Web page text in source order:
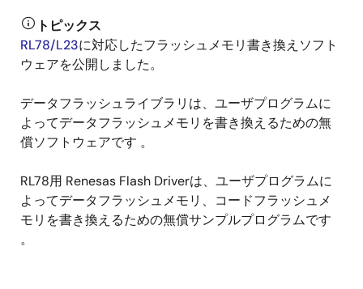
説
明
トピックス
RL78/L23に対応したフラッシュメモリ書き換えソフト
ウェアを公開しました。
データフラッシュライブラリは、ユーザプログラムに
よってデータフラッシュメモリを書き換えるための無
償ソフトウェアです 。
RL78用 Renesas Flash Driverは、ユーザプログラムに
よってデータフラッシュメモリ、コードフラッシュメ
モリを書き換えるための無償サンプルプログラムです
。